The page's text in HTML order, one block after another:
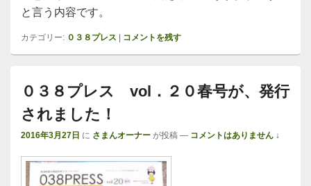
と言う内容です。
カテゴリー: ０３８プレス | コメントを残す
０３８プレス vol．２０春号が、発行
されました！
2016年3月27日 に さまんオーナー が投稿 — コメントはありません ↓